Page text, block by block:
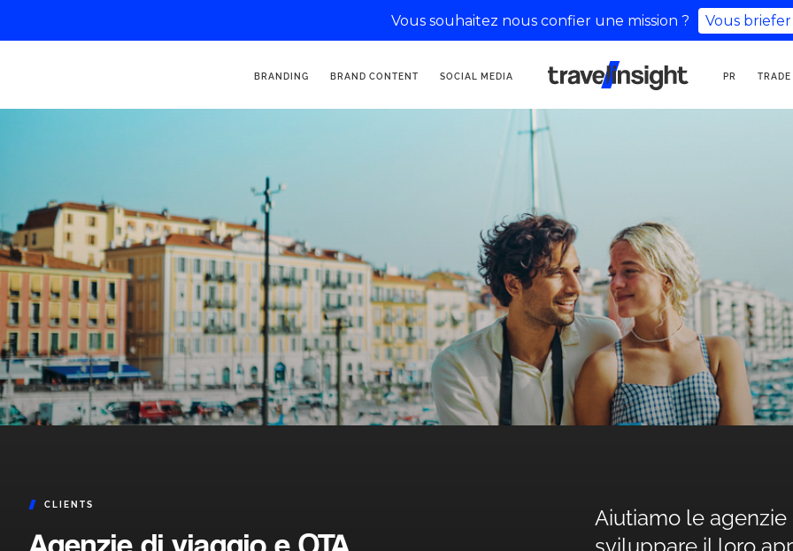
BRANDING BRAND CONTENT SOCIAL MEDIA
AGENZIA DI
COMUNICAZIONE
PR
CLIENTS
Agenzie di viaggio e OTA
Aiutiamo le
Vous souhaitez nous confier une mission ? Vous briefer